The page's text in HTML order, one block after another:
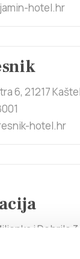
hotel.hr
6, 21217
hotel.hr
i Dobrile